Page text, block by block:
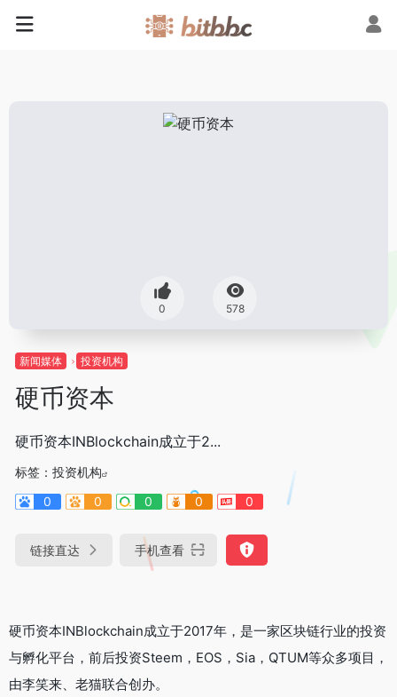
0 578
新闻媒体 投资机构
硬币资本
硬币资本INBlockchain成立于2...
标签： 投资机构
0
0 0 0 0
链接直达 手机查看
硬币资本INBlockchain成立于2017年，是一家区块链行业的投资
与孵化平台，前后投资Steem，EOS，Sia，QTUM等众多项目，
由李笑来、老猫联合创办。